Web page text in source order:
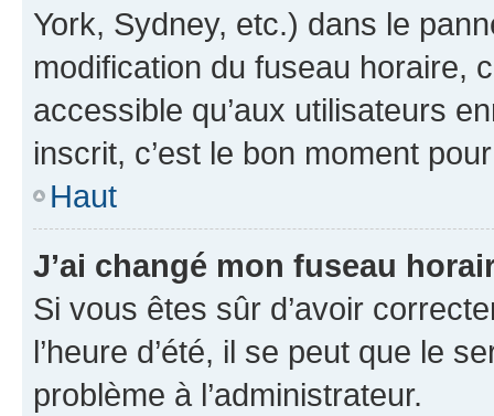
York, Sydney, etc.) dans le
modification du fuseau horaire,
accessible qu’aux utilisateurs
inscrit, c’est le bon moment
Haut
J’ai changé mon fuseau
Si vous êtes sûr d’avoir
l’heure d’été, il se peut que le
problème à l’administrateur.